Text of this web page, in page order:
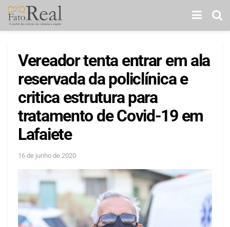
Vereador tenta entrar em ala
reservada da policlínica e
critica estrutura para
tratamento de Covid-19 em
Lafaiete
16 de junho de 2020